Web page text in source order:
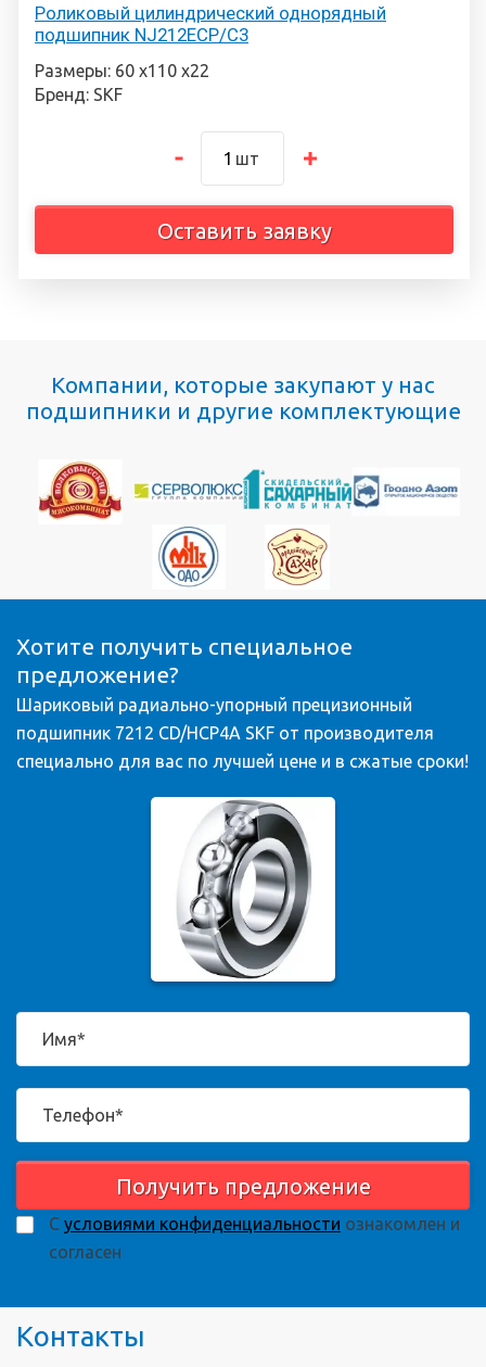
Роликовый цилиндрический однорядный
подшипник NJ212ECP/C3
Размеры: 60 х110 х22
Бренд: SKF
шт
Оставить заявку
Компании, которые закупают у нас
подшипники и другие комплектующие
Хотите получить специальное
предложение?
Шариковый радиально-упорный прецизионный
подшипник 7212 CD/HCP4A SKF от производителя
специально для вас по лучшей цене и в сжатые сроки!
Получить предложение
С условиями конфиденциальности ознакомлен и
согласен
Контакты